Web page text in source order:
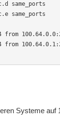
same_ports
same_ports
from
from
Systeme auf